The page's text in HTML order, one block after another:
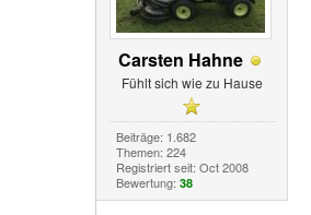
Carsten Hahne
Fühlt sich wie zu Hause
Beiträge: 1.682
Themen: 224
Registriert seit: Oct 2008
Bewertung: 38